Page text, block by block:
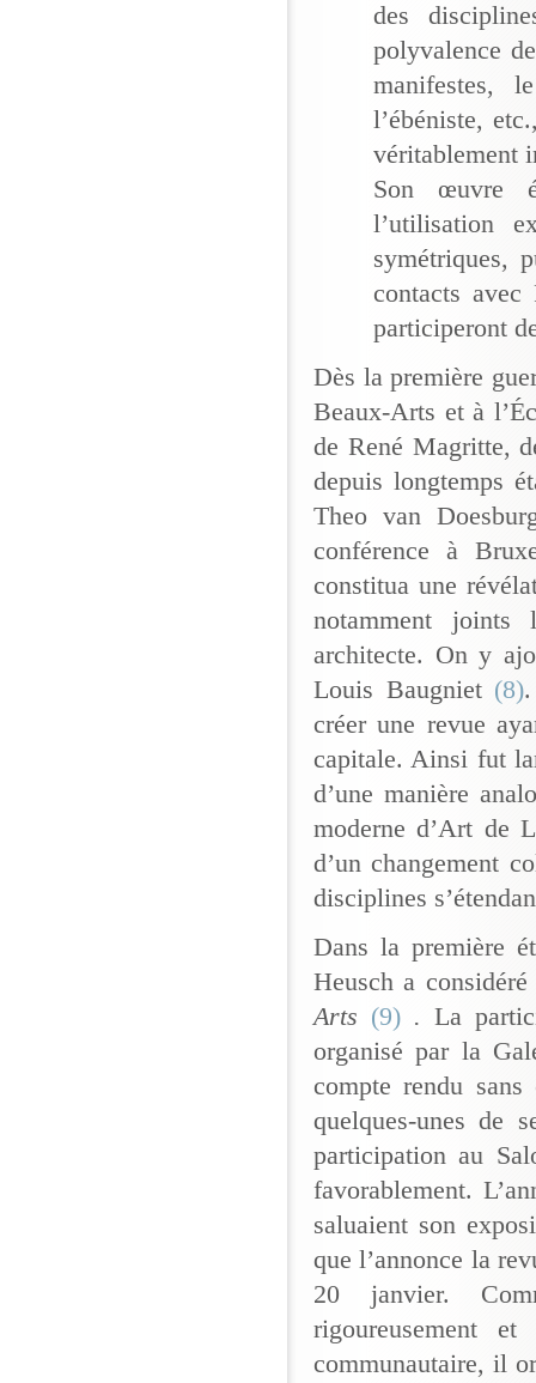
des
polyvalence
manifestes,
l’ébéniste,
véritablement
Son œuvre
l’utilisation
symétriques,
contacts
participeront
Dès la première
Beaux-Arts et à
de René Magritte,
depuis longtemps
Theo van
conférence à
constitua une
notamment
architecte. On y
Louis Baugniet(8)
créer une revue
capitale. Ainsi fut
d’une manière
moderne d’Art de
d’un changement
disciplines
Dans la première
Heusch a
Arts (9) . La
organisé par la
compte rendu
quelques-unes de
participation au
favorablement.
saluaient son
que l’annonce la
20 janvier.
rigoureusement
communautaire, il